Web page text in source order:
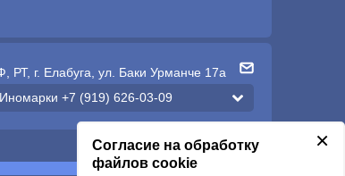
РТ, г. Елабуга, ул. Баки Урманче 17а
Иномарки +7 (919) 626-03-09
×
Согласие на обработку
файлов cookie